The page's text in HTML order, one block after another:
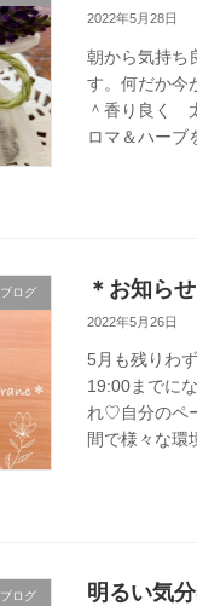
2022年5月28日
朝から気持ち
す。何だか今
＾香り良く
ロマ＆ハー
ブログ ＊お知ら
2022年5月26日
5月も残りわ
19:00までに
れ♡自分のペ
間で様々な
ブログ 明るい気